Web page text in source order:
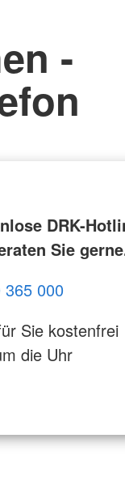
-
DRK-
Sie
365 000
Sie kostenfrei
die Uhr